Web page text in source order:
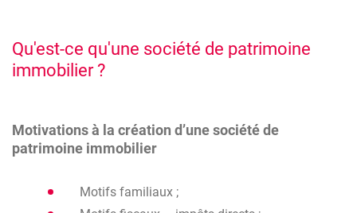
Qu'est-ce qu'une société de patrimoine
immobilier ?
Motivations à la création d’une société de
patrimoine immobilier
Motifs familiaux ;